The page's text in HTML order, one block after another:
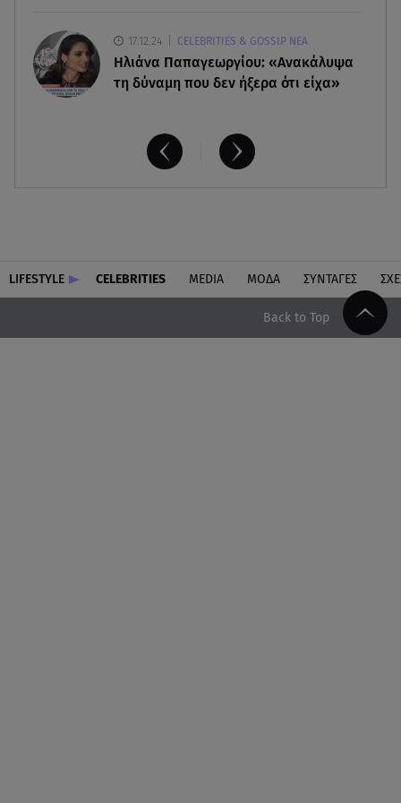
17.12.24 CELEBRITIES & GOSSIP ΝΕΑ
Ηλιάνα Παπαγεωργίου: «Ανακάλυψα
τη δύναμη που δεν ήξερα ότι είχα»
LIFESTYLE CELEBRITIES MEDIA ΜΟΔΑ ΣΥΝΤΑΓΕΣ
Back to Top